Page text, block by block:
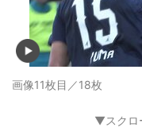
画像11枚目／18枚
▼スクロ